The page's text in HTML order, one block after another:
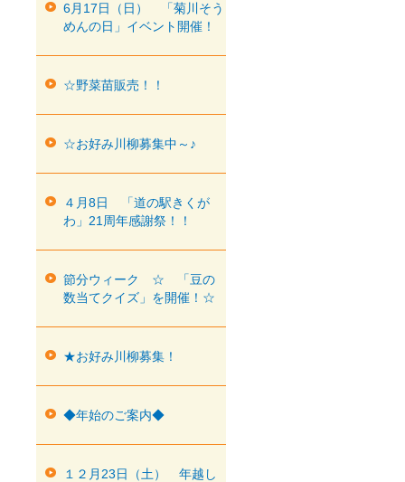
6月17日（日） 「菊川そう
めんの日」イベント開催！
☆野菜苗販売！！
☆お好み川柳募集中～♪
４月8日 「道の駅きくが
わ」21周年感謝祭！！
節分ウィーク ☆ 「豆の
数当てクイズ」を開催！☆
★お好み川柳募集！
◆年始のご案内◆
１２月23日（土） 年越し